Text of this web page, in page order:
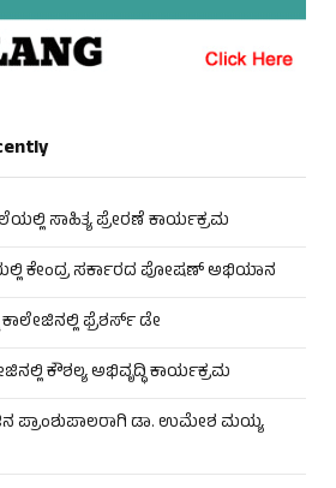
ಸಾಹಿತ್ಯ ಪ್ರೇರಣೆ ಕಾರ್ಯಕ್ರಮ
ಕೇಂದ್ರ ಸರ್ಕಾರದ ಪೋಷಣ್ ಅಭಿಯಾನ
ಕಾಲೇಜಿನಲ್ಲಿ ಫ್ರೆಶರ್ಸ್ ಡೇ
ಕೌಶಲ್ಯ ಅಭಿವೃದ್ಧಿ ಕಾರ್ಯಕ್ರಮ
ಪ್ರಾಂಶುಪಾಲರಾಗಿ ಡಾ. ಉಮೇಶ ಮಯ್ಯ